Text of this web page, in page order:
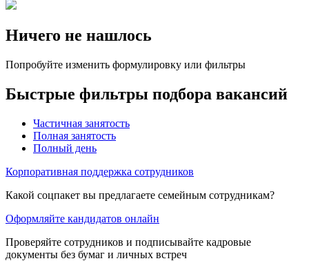
Ничего не нашлось
Попробуйте изменить формулировку или фильтры
Быстрые фильтры подбора вакансий
Частичная занятость
Полная занятость
Полный день
Корпоративная поддержка сотрудников
Какой соцпакет вы предлагаете семейным сотрудникам?
Оформляйте кандидатов онлайн
Проверяйте сотрудников и подписывайте кадровые
документы без бумаг и личных встреч